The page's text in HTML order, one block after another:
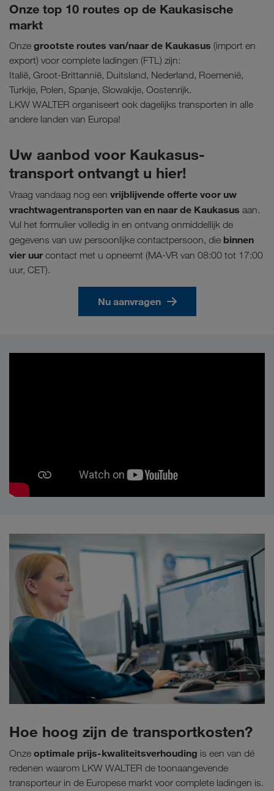
Onze top 10 routes op de Kaukasische
markt
Onze grootste routes van/naar de Kaukasus (import en
export) voor complete ladingen (FTL) zijn:
Italië, Groot-Brittannië, Duitsland, Nederland, Roemenië,
Turkije, Polen, Spanje, Slowakije, Oostenrijk.
LKW WALTER organiseert ook dagelijks transporten in alle
andere landen van Europa!
Uw aanbod voor Kaukasus-
transport ontvangt u hier!
Vraag vandaag nog een vrijblijvende offerte voor uw
vrachtwagentransporten van en naar de Kaukasus aan.
Vul het formulier volledig in en ontvang onmiddellijk de
gegevens van uw persoonlijke contactpersoon, die binnen
vier uur contact met u opneemt (MA-VR van 08:00 tot 17:00
uur, CET).
Nu aanvragen
Hoe hoog zijn de transportkosten?
Onze optimale prijs-kwaliteitsverhouding is een van dé
redenen waarom LKW WALTER de toonaangevende
transporteur in de Europese markt voor complete ladingen is.